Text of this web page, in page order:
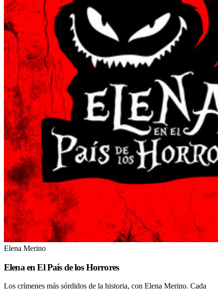
Elena Merino
Elena en El País de los Horrores
Los crímenes más sórdidos de la historia, con Elena Merino. Cada